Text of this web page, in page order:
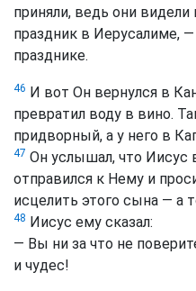
приняли, ведь они видели
праздник в Иерусалиме,
празднике.
46 И вот Он вернулся в
превратил воду в вино.
придворный, а у него в
47 Он услышал, что Иисус
отправился к Нему и
исцелить этого сына — а
48 Иисус ему сказал:
— Вы ни за что не
и чудес!